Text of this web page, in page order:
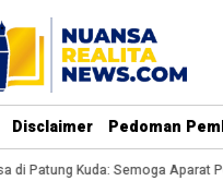
Disclaimer Pedoman
Aparat Punya Hati Nurani